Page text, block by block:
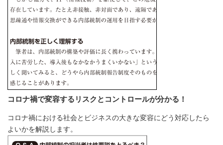
コロナ禍で変容するリスクとコントロールが分かる！
コロナ禍における社会とビジネスの大きな変容にどう対応したら
よいかを解説します。